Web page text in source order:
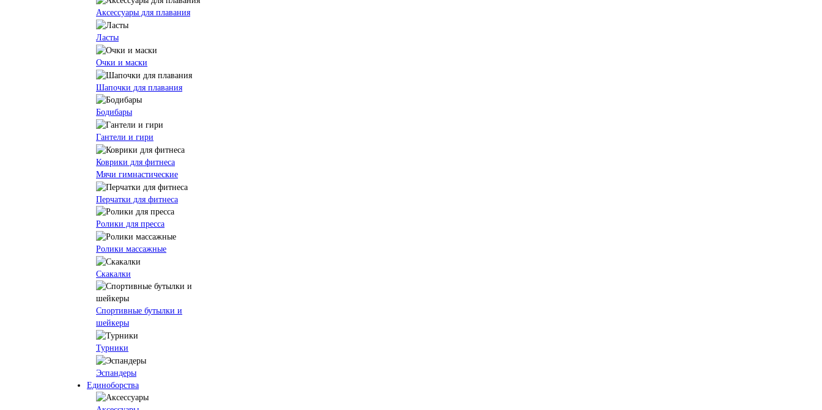
Аксессуары для плавания
Ласты
Очки и маски
Шапочки для плавания
Бодибары
Гантели и гири
Коврики для фитнеса
Мячи гимнастические
Перчатки для фитнеса
Ролики для пресса
Ролики массажные
Скакалки
Спортивные бутылки и
шейкеры
Турники
Эспандеры
Единоборства